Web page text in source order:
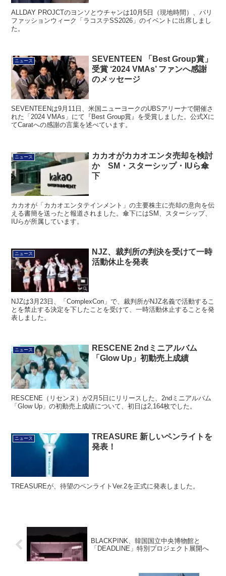
ALLDAY PROJCTのヨンソとウチャンは10月5日（現地時間）、パリ
ファッションウィーク「ラコステSS2026」のイベントに出席しまし
た。
ニュース
SEVENTEEN 「Best Group賞」
受賞 ‘2024 VMAs’ ファンへ感謝
のメッセージ
SEVENTEENは9月11日、米国ニューヨークのUBSアリーナで開催さ
れた「2024 VMAs」にて『Best Group賞』を受賞しました。公式Xに
てCaratへの感謝の言葉を述べています。
ニュース
カカオがカカオエンタ売却を検討
か SM・スターシップ・IUら傘
下
カカオが「カカオエンタテインメント」の主要株主に売却の意向を伝
える書簡を送ったと報道されました。傘下にはSM、スターシップ、
IUらが所属しています。
ニュース
NJZ、裁判所の判決を受けて一時
活動休止を発表
NJZは3月23日、「ComplexCon」で、裁判所がNJZ名義で活動するこ
とを禁止する決定を下したことを受けて、一時活動休止することを発
表しました。
ニュース
RESCENE 2ndミニアルバム
「Glow Up」初動売上成績
RESCENE（リセンヌ）が2月5日にリリースした、2ndミニアルバム
「Glow Up」の初動売上成績について、初日は2,164枚でした。
ニュース
TREASURE 新しいペンライトを
発表！
TREASUREが、待望のペンライトVer.2を正式に発表しました。
BLACKPINK、韓国国立中央博物館と
「DEADLINE」特別プロジェクト展開へ